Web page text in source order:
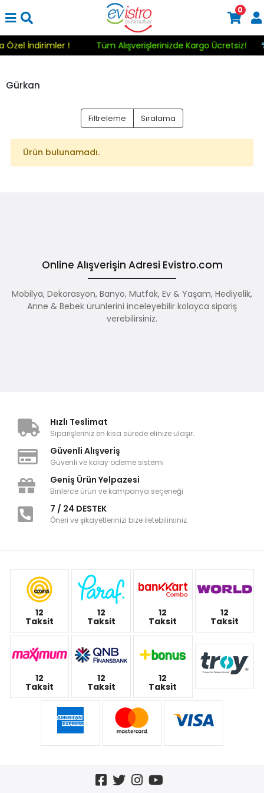
Özel İndirimler ! Tüm Alışverişlerinizde Kargo Ücretsiz!
0
Gürkan
Filtreleme Sıralama
Ürün bulunamadı.
Online Alışverişin Adresi Evistro.com
Mobilya, Dekorasyon, Banyo, Mutfak, Ev & Yaşam, Hediyelik,
Anne & Bebek ürünlerini inceleyebilir kolayca sipariş
verebilirsiniz.
Hızlı Teslimat
Siparişleriniz en kısa sürede elinize ulaşır.
Güvenli Alışveriş
Güvenli ve kolay ödeme sistemi
Geniş Ürün Yelpazesi
Binlerce ürün ve kampanya seçeneği
7 / 24 DESTEK
Öneri ve şikayetlerinizi bize iletebilirsiniz.
12
Taksit
12
Taksit
12
Taksit
12
Taksit
12
Taksit
12
Taksit
12
Taksit